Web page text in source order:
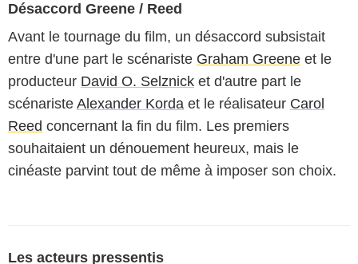
Désaccord Greene / Reed
Avant le tournage du film, un désaccord subsistait
entre d'une part le scénariste Graham Greene et le
producteur David O. Selznick et d'autre part le
scénariste Alexander Korda et le réalisateur Carol
Reed concernant la fin du film. Les premiers
souhaitaient un dénouement heureux, mais le
cinéaste parvint tout de même à imposer son choix.
Les acteurs pressentis